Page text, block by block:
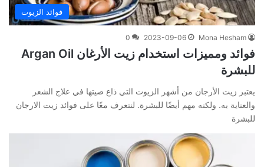
فوائد الزيوت
Mona Hesham
2023-09-06
0
فوائد ومميزات استخدام زيت الأرغان Argan Oil
للبشرة
يعتبر زيت الأرجان من أشهر الزيوت التي ذاع صيتها في علاج الشعر
والعناية به. ولكنه مهم أيضًا للبشرة. لنتعرف معًا على فوائد زيت الارجان
للبشرة